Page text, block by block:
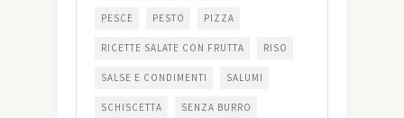
PESCE PESTO PIZZA
RICETTE SALATE CON FRUTTA RISO
SALSE E CONDIMENTI SALUMI
SCHISCETTA SENZA BURRO